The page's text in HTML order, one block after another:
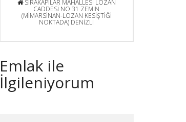
SIRAKAPILAR MAHALLESİ LOZAN
CADDESİ NO 31 ZEMİN
(MİMARSİNAN-LOZAN KESİŞTİĞİ
NOKTADA) DENİZLİ
Emlak ile
İlgileniyorum